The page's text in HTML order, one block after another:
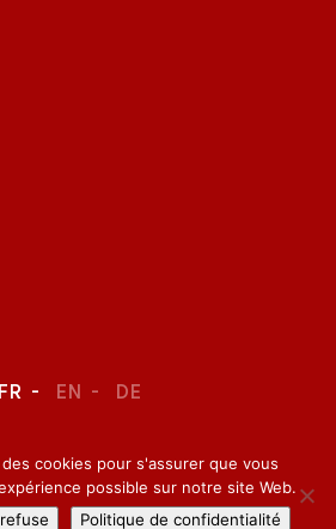
FR EN DE
–CONFIDENTIALITY
cookies pour s'assurer que vous
possible sur notre site Web.
Politique de confidentialité